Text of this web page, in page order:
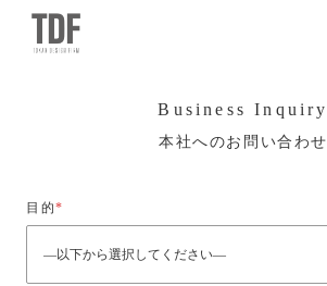
Business Inquiry
本社へのお問い合わせ
目的*